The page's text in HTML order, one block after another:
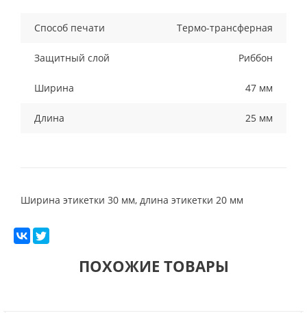
Способ печати Термо-трансферная
Защитный слой Риббон
Ширина 47 мм
Длина 25 мм
Ширина этикетки 30 мм, длина этикетки 20 мм
ПОХОЖИЕ ТОВАРЫ